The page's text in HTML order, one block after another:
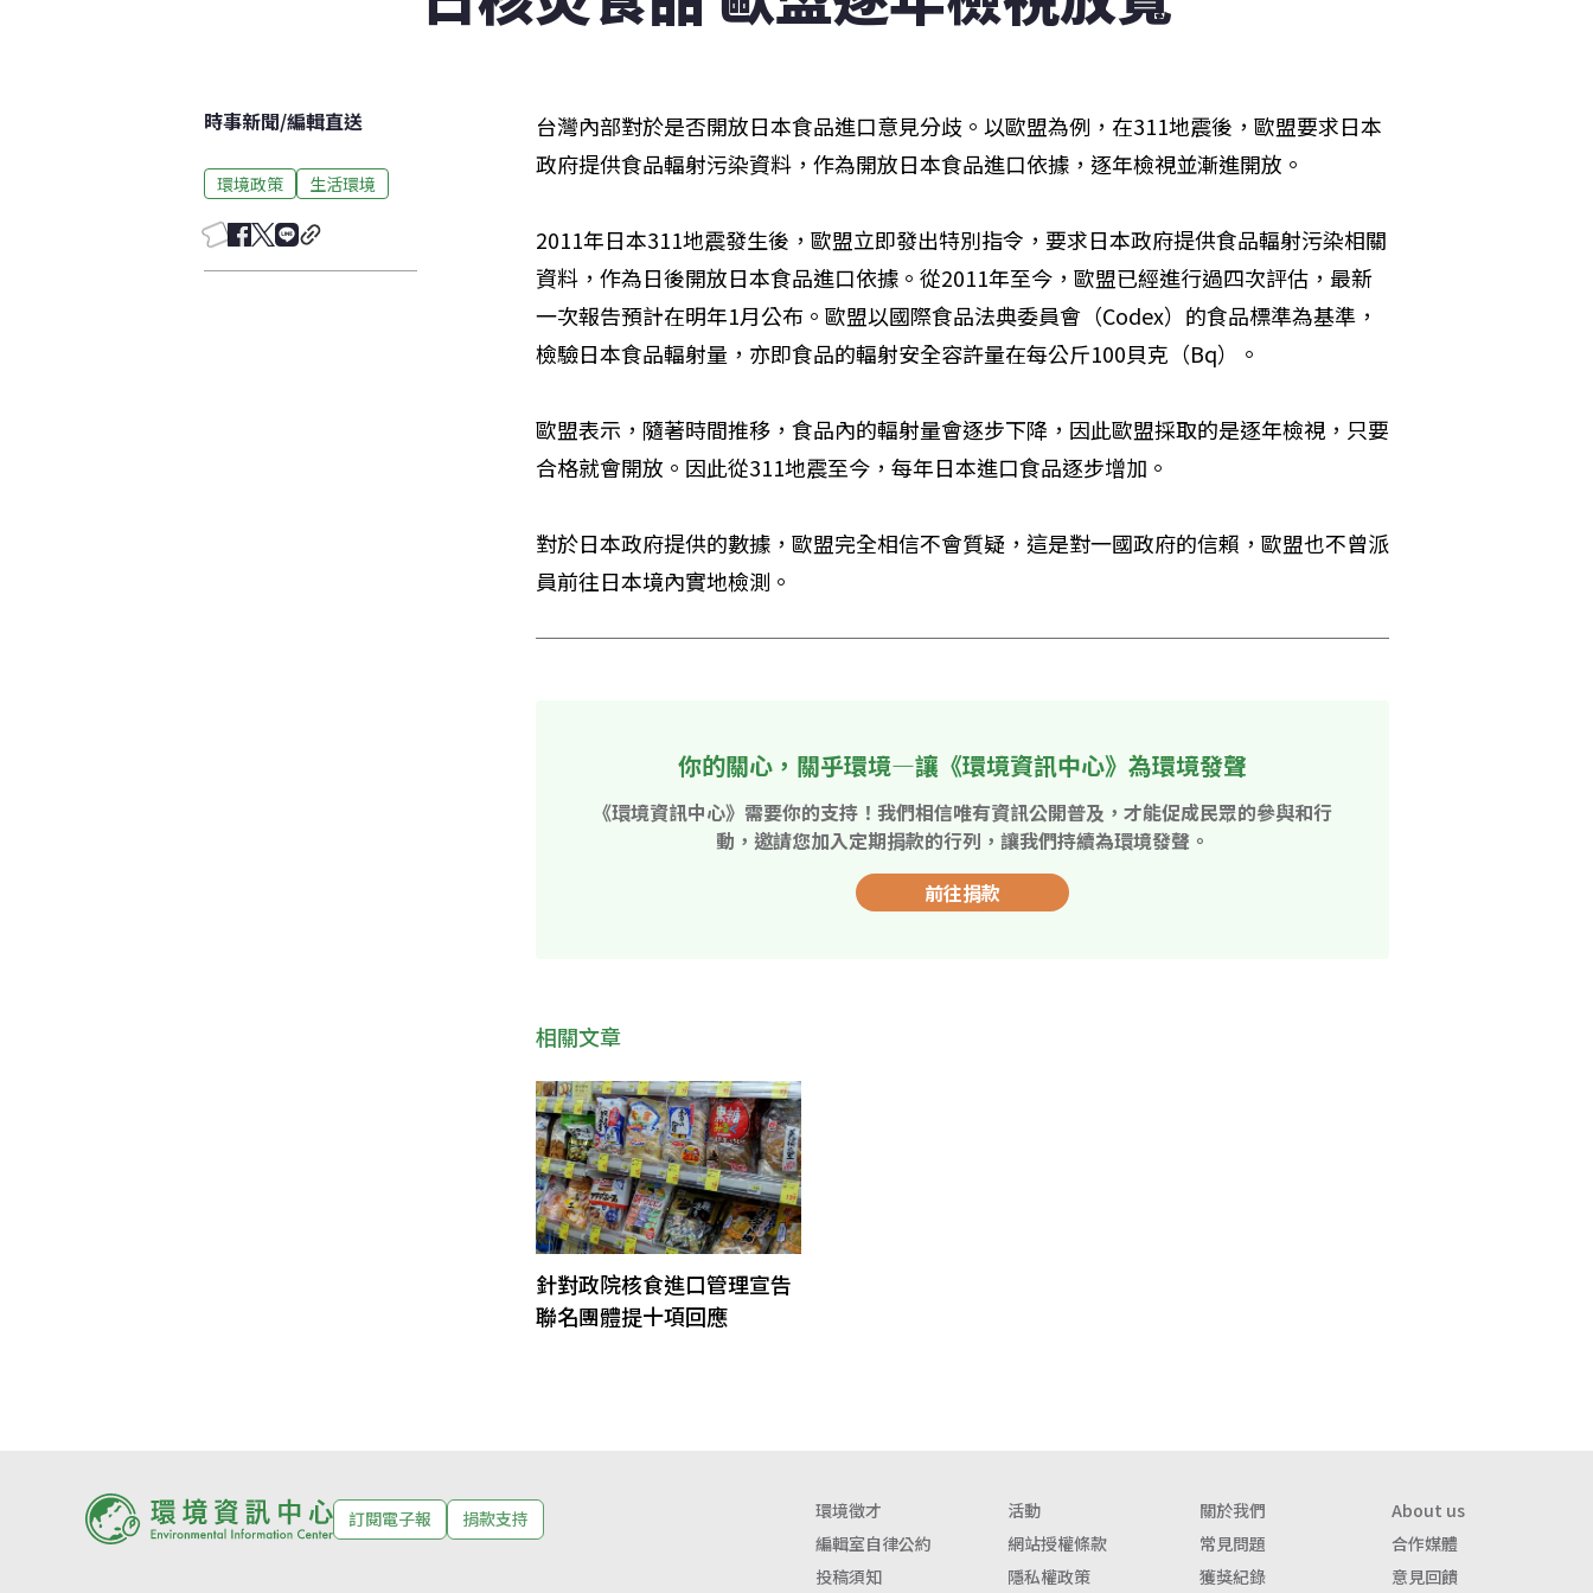
時事新聞/編輯直送
環境政策 生活環境
台灣內部對於是否開放日本食品進口意見分歧。以歐盟為例，在311地震後，歐盟要求日本
政府提供食品輻射污染資料，作為開放日本食品進口依據，逐年檢視並漸進開放。
2011年日本311地震發生後，歐盟立即發出特別指令，要求日本政府提供食品輻射污染相關
資料，作為日後開放日本食品進口依據。從2011年至今，歐盟已經進行過四次評估，最新
一次報告預計在明年1月公布。歐盟以國際食品法典委員會（Codex）的食品標準為基準，
檢驗日本食品輻射量，亦即食品的輻射安全容許量在每公斤100貝克（Bq）。
歐盟表示，隨著時間推移，食品內的輻射量會逐步下降，因此歐盟採取的是逐年檢視，只要
合格就會開放。因此從311地震至今，每年日本進口食品逐步增加。
對於日本政府提供的數據，歐盟完全相信不會質疑，這是對一國政府的信賴，歐盟也不曾派
員前往日本境內實地檢測。
你的關心，關乎環境—讓《環境資訊中心》為環境發聲
《環境資訊中心》需要你的支持！我們相信唯有資訊公開普及，才能促成民眾的參與和行
動，邀請您加入定期捐款的行列，讓我們持續為環境發聲。
前往捐款
相關文章
針對政院核食進口管理宣告
聯名團體提十項回應
訂閱電子報 捐款支持 環境徵才 活動 關於我們
About us
編輯室自律公約
網站授權條款 常見問題
合作媒體
投稿須知
隱私權政策 獲獎紀錄 意見回饋